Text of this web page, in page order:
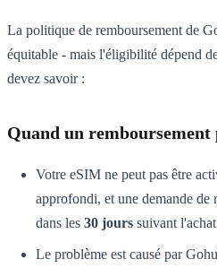
La politique de remboursement de
équitable - mais l'éligibilité dépend
devez savoir :
Quand un remboursement
Votre eSIM ne peut pas être
approfondi, et une demande de
dans les 30 jours suivant l'achat
Le problème est causé par